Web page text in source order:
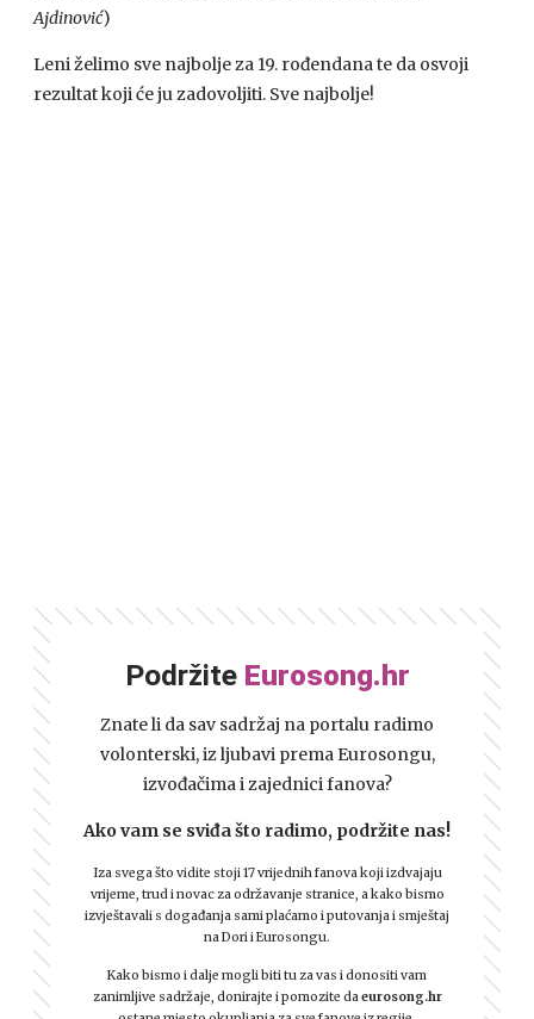
Ajdinović)
Leni želimo sve najbolje za 19. rođendana te da osvoji
rezultat koji će ju zadovoljiti. Sve najbolje!
Podržite Eurosong.hr
Znate li da sav sadržaj na portalu radimo
volonterski, iz ljubavi prema Eurosongu,
izvođačima i zajednici fanova?
Ako vam se sviđa što radimo, podržite nas!
Iza svega što vidite stoji 17 vrijednih fanova koji izdvajaju
vrijeme, trud i novac za održavanje stranice, a kako bismo
izvještavali s događanja sami plaćamo i putovanja i smještaj
na Dori i Eurosongu.
Kako bismo i dalje mogli biti tu za vas i donositi vam
zanimljive sadržaje, donirajte i pomozite daeurosong.hr